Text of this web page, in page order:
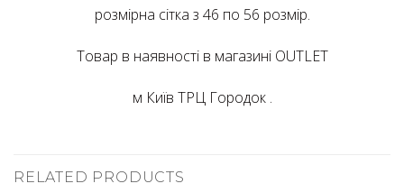
розмірна сітка з 46 по 56 розмір.
Товар в наявності в магазині OUTLET
м Київ ТРЦ Городок .
RELATED PRODUCTS